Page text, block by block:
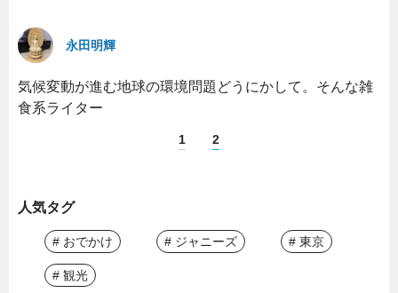
永田明輝
気候変動が進む地球の環境問題どうにかして。そんな雑
食系ライター
1 2
人気タグ
# おでかけ # ジャニーズ # 東京
# 観光